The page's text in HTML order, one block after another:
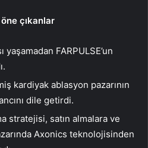
çıkanlar
yaşamadan FARPULSE’un
kardiyak ablasyon pazarının
dile getirdi.
stratejisi, satın almalara ve
Axonics teknolojisinden